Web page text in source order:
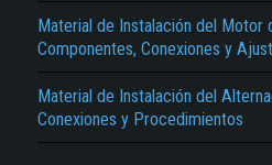
Material de Instalación del Motor
Componentes, Conexiones y
Material de Instalación del
Conexiones y Procedimientos